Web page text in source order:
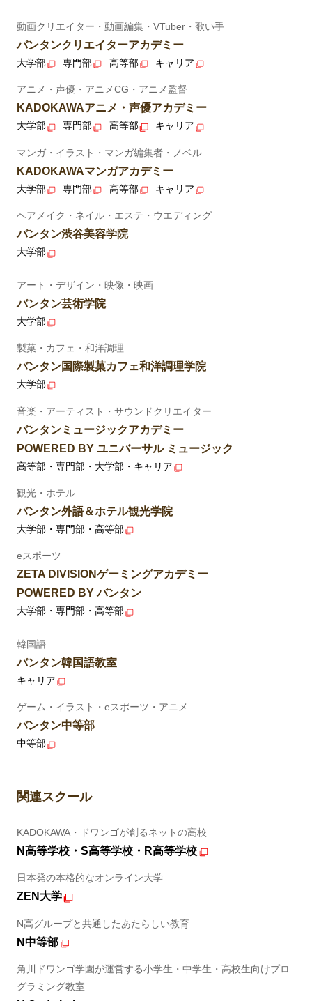
動画クリエイター・動画編集・VTuber・歌い手
バンタンクリエイターアカデミー
大学部 専門部 高等部 キャリア
アニメ・声優・アニメCG・アニメ監督
KADOKAWAアニメ・声優アカデミー
大学部 専門部 高等部 キャリア
マンガ・イラスト・マンガ編集者・ノベル
KADOKAWAマンガアカデミー
大学部 専門部 高等部 キャリア
ヘアメイク・ネイル・エステ・ウエディング
バンタン渋谷美容学院
大学部
アート・デザイン・映像・映画
バンタン芸術学院
大学部
製菓・カフェ・和洋調理
バンタン国際製菓カフェ和洋調理学院
大学部
音楽・アーティスト・サウンドクリエイター
バンタンミュージックアカデミー
POWERED BY ユニバーサル ミュージック
高等部・専門部・大学部・キャリア
観光・ホテル
バンタン外語＆ホテル観光学院
大学部・専門部・高等部
eスポーツ
ZETA DIVISIONゲーミングアカデミー
POWERED BY バンタン
大学部・専門部・高等部
韓国語
バンタン韓国語教室
キャリア
ゲーム・イラスト・eスポーツ・アニメ
バンタン中等部
中等部
関連スクール
KADOKAWA・ドワンゴが創るネットの高校
N高等学校・S高等学校・R高等学校
日本発の本格的なオンライン大学
ZEN大学
N高グループと共通したあたらしい教育
N中等部
角川ドワンゴ学園が運営する小学生・中学生・高校生向けプロ
グラミング教室